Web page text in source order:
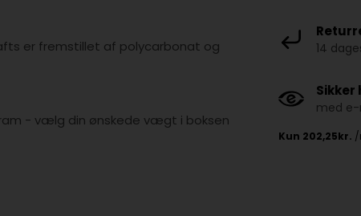
er fremstillet af polycarbonat og
- vælg din ønskede vægt i boksen
14
Sikker
med